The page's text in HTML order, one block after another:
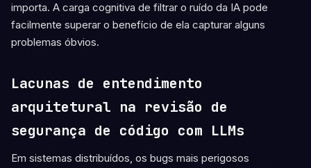
importa. A carga cognitiva de filtrar o ruído da IA pode
facilmente superar o benefício de ela capturar alguns
problemas óbvios.
Lacunas de entendimento
arquitetural na revisão de
segurança de código com LLMs
Em sistemas distribuídos, os bugs mais perigosos